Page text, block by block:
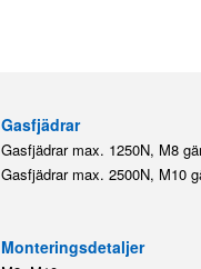
Gasfjädrar
Gasfjädrar max. 1250N, M8
Gasfjädrar max. 2500N, M10
Monteringsdetaljer